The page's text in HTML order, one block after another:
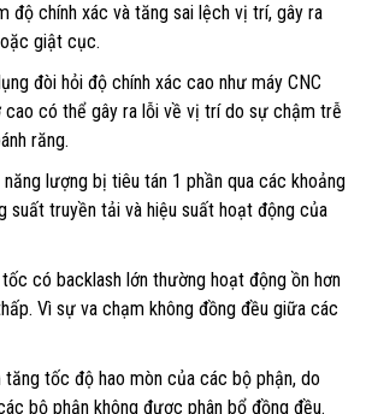
độ chính xác và tăng sai lệch vị trí, gây ra
giật cục.
đòi hỏi độ chính xác cao như máy CNC
cao có thể gây ra lỗi về vị trí do sự chậm trễ
răng.
năng lượng bị tiêu tán 1 phần qua các khoảng
suất truyền tải và hiệu suất hoạt động của
có backlash lớn thường hoạt động ồn hơn
Vì sự va chạm không đồng đều giữa các
tốc độ hao mòn của các bộ phận, do
bộ phận không được phân bổ đồng đều.